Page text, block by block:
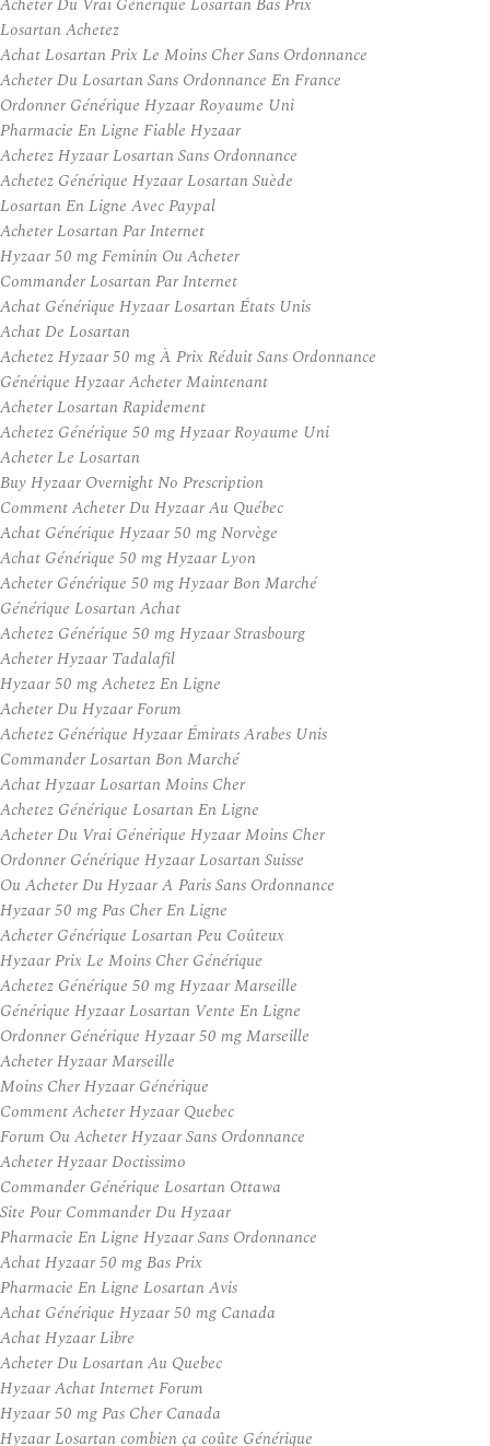
Losartan Achetez
Achat Losartan Prix Le Moins Cher Sans Ordonnance
Acheter Du Losartan Sans Ordonnance En France
Ordonner Générique Hyzaar Royaume Uni
Pharmacie En Ligne Fiable Hyzaar
Achetez Hyzaar Losartan Sans Ordonnance
Achetez Générique Hyzaar Losartan Suède
Losartan En Ligne Avec Paypal
Acheter Losartan Par Internet
Hyzaar 50 mg Feminin Ou Acheter
Commander Losartan Par Internet
Achat Générique Hyzaar Losartan États Unis
Achat De Losartan
Achetez Hyzaar 50 mg À Prix Réduit Sans Ordonnance
Générique Hyzaar Acheter Maintenant
Acheter Losartan Rapidement
Achetez Générique 50 mg Hyzaar Royaume Uni
Acheter Le Losartan
Buy Hyzaar Overnight No Prescription
Comment Acheter Du Hyzaar Au Québec
Achat Générique Hyzaar 50 mg Norvège
Achat Générique 50 mg Hyzaar Lyon
Acheter Générique 50 mg Hyzaar Bon Marché
Générique Losartan Achat
Achetez Générique 50 mg Hyzaar Strasbourg
Acheter Hyzaar Tadalafil
Hyzaar 50 mg Achetez En Ligne
Acheter Du Hyzaar Forum
Achetez Générique Hyzaar Émirats Arabes Unis
Commander Losartan Bon Marché
Achat Hyzaar Losartan Moins Cher
Achetez Générique Losartan En Ligne
Acheter Du Vrai Générique Hyzaar Moins Cher
Ordonner Générique Hyzaar Losartan Suisse
Ou Acheter Du Hyzaar A Paris Sans Ordonnance
Hyzaar 50 mg Pas Cher En Ligne
Acheter Générique Losartan Peu Coûteux
Hyzaar Prix Le Moins Cher Générique
Achetez Générique 50 mg Hyzaar Marseille
Générique Hyzaar Losartan Vente En Ligne
Ordonner Générique Hyzaar 50 mg Marseille
Acheter Hyzaar Marseille
Moins Cher Hyzaar Générique
Comment Acheter Hyzaar Quebec
Forum Ou Acheter Hyzaar Sans Ordonnance
Acheter Hyzaar Doctissimo
Commander Générique Losartan Ottawa
Site Pour Commander Du Hyzaar
Pharmacie En Ligne Hyzaar Sans Ordonnance
Achat Hyzaar 50 mg Bas Prix
Pharmacie En Ligne Losartan Avis
Achat Générique Hyzaar 50 mg Canada
Achat Hyzaar Libre
Acheter Du Losartan Au Quebec
Hyzaar Achat Internet Forum
Hyzaar 50 mg Pas Cher Canada
Hyzaar Losartan combien ça coûte Générique